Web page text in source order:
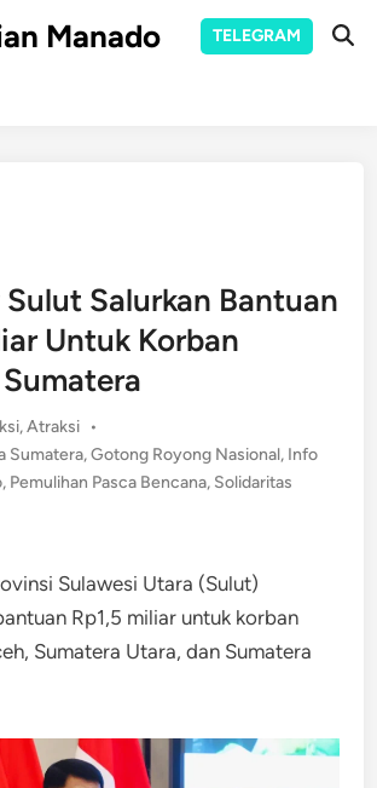
Manado TELEGRAM
Salurkan Bantuan
Untuk Korban
,Atraksi •
Sumatera,Gotong Royong Nasional, Info
, Pemulihan Pasca Bencana, Solidaritas
Sulawesi Utara (Sulut)
Rp1,5 miliar untuk korban
Sumatera Utara, dan Sumatera